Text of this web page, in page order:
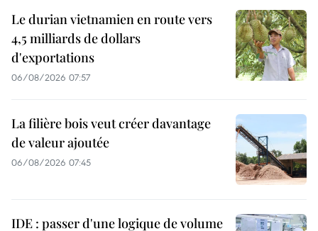
Le durian vietnamien en route vers
4,5 milliards de dollars
d'exportations
06/08/2026 07:57
La filière bois veut créer davantage
de valeur ajoutée
06/08/2026 07:45
IDE : passer d'une logique de volume